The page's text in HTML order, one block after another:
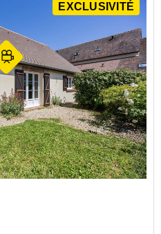
EXCLUSIVITÉ